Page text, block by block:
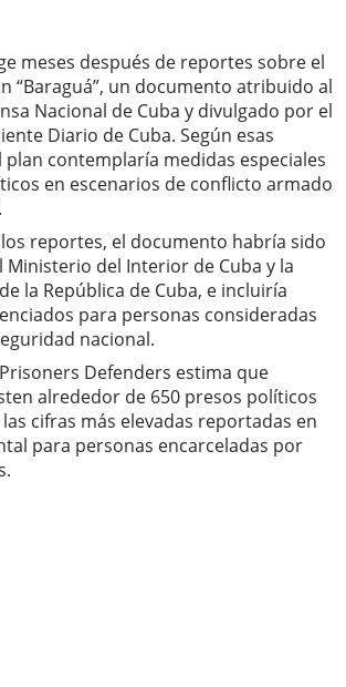
meses después de reportes sobre el
“Baraguá”, un documento atribuido al
Nacional de Cuba y divulgado por el
Diario de Cuba. Según esas
plan contemplaría medidas especiales
en escenarios de conflicto armado
reportes, el documento habría sido
del Interior de Cuba y la
la República de Cuba, e incluiría
para personas consideradas
nacional.
Defenders estima que
alrededor de 650 presos políticos
cifras más elevadas reportadas en
para personas encarceladas por